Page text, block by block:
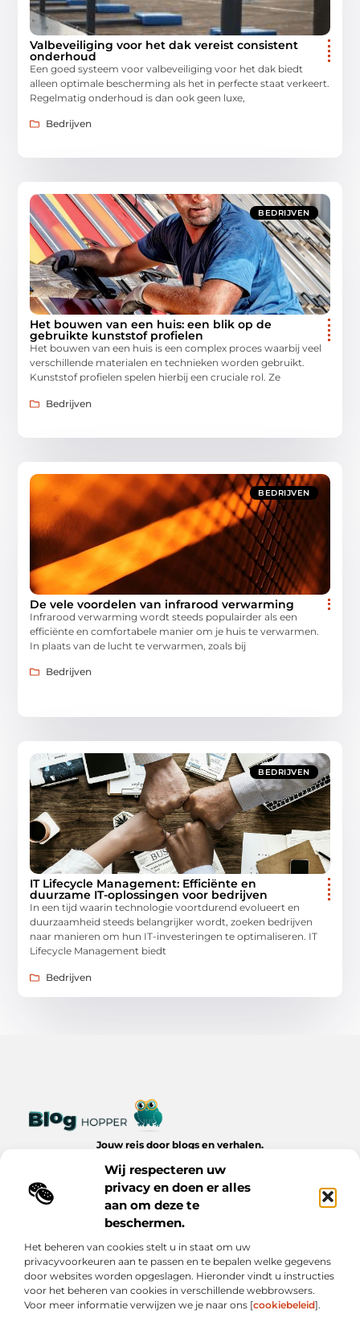
Wij respecteren uw
privacy en doen er alles
aan om deze te
beschermen.
Het beheren van cookies stelt u in staat om uw
privacyvoorkeuren aan te passen en te bepalen welke gegevens
door websites worden opgeslagen. Hieronder vindt u instructies
voor het beheren van cookies in verschillende webbrowsers.
Voor meer informatie verwijzen we je naar ons [cookiebeleid].
Valbeveiliging voor het dak vereist consistent
onderhoud
Een goed systeem voor valbeveiliging voor het dak biedt
alleen optimale bescherming als het in perfecte staat verkeert.
Regelmatig onderhoud is dan ook geen luxe,
Bedrijven
BEDRIJVEN
Het bouwen van een huis: een blik op de
gebruikte kunststof profielen
Het bouwen van een huis is een complex proces waarbij veel
verschillende materialen en technieken worden gebruikt.
Kunststof profielen spelen hierbij een cruciale rol. Ze
Bedrijven
BEDRIJVEN
De vele voordelen van infrarood verwarming
Infrarood verwarming wordt steeds populairder als een
efficiënte en comfortabele manier om je huis te verwarmen.
In plaats van de lucht te verwarmen, zoals bij
Bedrijven
BEDRIJVEN
IT Lifecycle Management: Efficiënte en
duurzame IT-oplossingen voor bedrijven
In een tijd waarin technologie voortdurend evolueert en
duurzaamheid steeds belangrijker wordt, zoeken bedrijven
naar manieren om hun IT-investeringen te optimaliseren. IT
Lifecycle Management biedt
Bedrijven
Jouw reis door blogs en verhalen.
dagelijks leven op Bloghopper.nl.
Bericht categorie
Onze informatie